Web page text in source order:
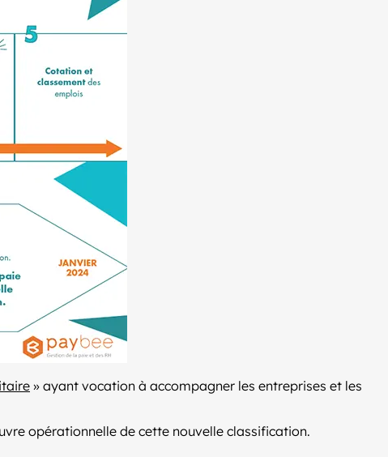
» ayant vocation à accompagner les entreprises et les
opérationnelle de cette nouvelle classification.